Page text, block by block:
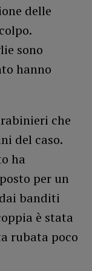
delle
sono
hanno
che
del caso.
ha
per un
banditi
è stata
rubata poco